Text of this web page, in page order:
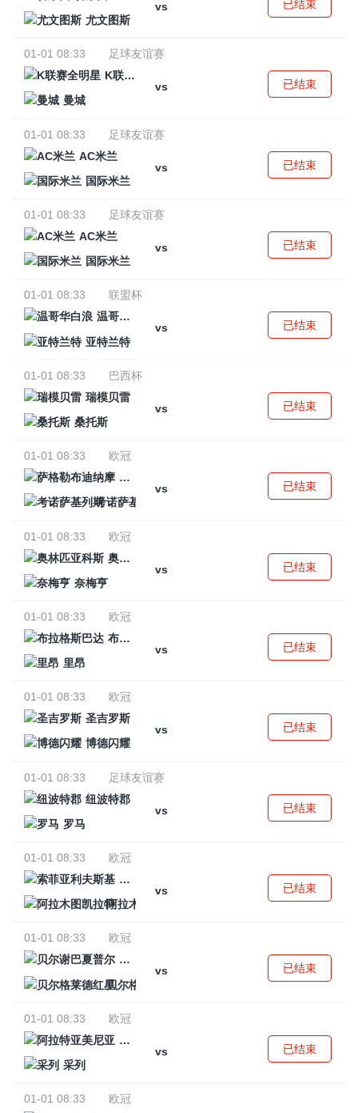
vs
尤文图斯
已结束
01-01 08:33
足球友谊赛
K联赛全明星
vs
曼城
已结束
01-01 08:33
足球友谊赛
AC米兰
vs
国际米兰
已结束
01-01 08:33
足球友谊赛
AC米兰
vs
国际米兰
已结束
01-01 08:33
联盟杯
温哥华白浪
vs
亚特兰特
已结束
01-01 08:33
巴西杯
瑞模贝雷
vs
桑托斯
已结束
01-01 08:33
欧冠
萨格勒布迪纳摩
vs
考诺萨基列斯
已结束
01-01 08:33
欧冠
奥林匹亚科斯
vs
奈梅亨
已结束
01-01 08:33
欧冠
布拉格斯巴达
vs
里昂
已结束
01-01 08:33
欧冠
圣吉罗斯
vs
博德闪耀
已结束
01-01 08:33
足球友谊赛
纽波特郡
vs
罗马
已结束
01-01 08:33
欧冠
索菲亚利夫斯基
vs
阿拉木图凯拉特
已结束
01-01 08:33
欧冠
贝尔谢巴夏普尔
vs
贝尔格莱德红星
已结束
01-01 08:33
欧冠
阿拉特亚美尼亚
vs
采列
已结束
01-01 08:33
欧冠